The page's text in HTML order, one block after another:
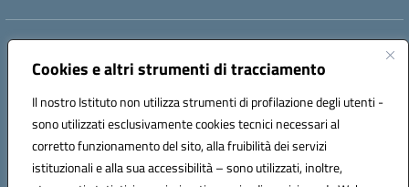
Cookies e altri strumenti di tracciamento
Il nostro Istituto non utilizza strumenti di profilazione degli utenti -
sono utilizzati esclusivamente cookies tecnici necessari al
corretto funzionamento del sito, alla fruibilità dei servizi
istituzionali e alla sua accessibilità – sono utilizzati, inoltre,
Indirizzo:
Centralino:089868360 Email:saic857007@istruzione.it
Codice fiscale: 80025860653
Codice meccanografico:
SAIC857007
Codice Indice delle Pubbliche Amministrazioni (IPA): istsc_saic857007